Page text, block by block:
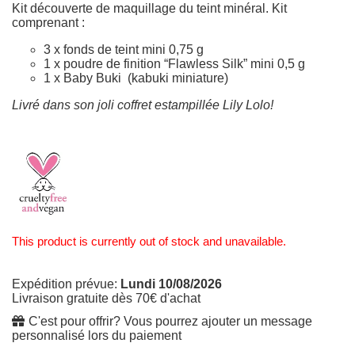
Kit découverte de maquillage du teint minéral. Kit
comprenant :
3 x fonds de teint mini 0,75 g
1 x poudre de finition “Flawless Silk” mini 0,5 g
1 x Baby Buki (kabuki miniature)
Livré dans son joli coffret estampillée Lily Lolo!
This product is currently out of stock and unavailable.
Expédition prévue: Lundi 10/08/2026
Livraison gratuite dès 70€ d'achat
C'est pour offrir? Vous pourrez ajouter un message
personnalisé lors du paiement